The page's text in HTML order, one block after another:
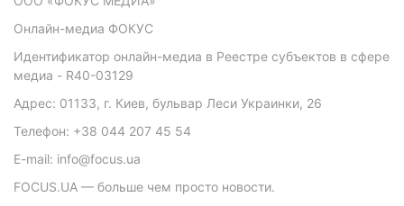
Онлайн-медиа ФОКУС
Идентификатор онлайн-медиа в Реестре субъектов в сфере
медиа - R40-03129
Адрес: 01133, г. Киев, бульвар Леси Украинки, 26
Телефон: +38 044 207 45 54
E-mail: info@focus.ua
FOCUS.UA — больше чем просто новости.